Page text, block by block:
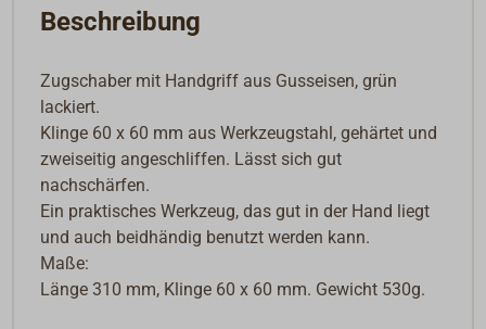
Beschreibung
Zugschaber mit Handgriff aus Gusseisen, grün
lackiert.
Klinge 60 x 60 mm aus Werkzeugstahl, gehärtet und
zweiseitig angeschliffen. Lässt sich gut
nachschärfen.
Ein praktisches Werkzeug, das gut in der Hand liegt
und auch beidhändig benutzt werden kann.
Maße:
Länge 310 mm, Klinge 60 x 60 mm. Gewicht 530g.